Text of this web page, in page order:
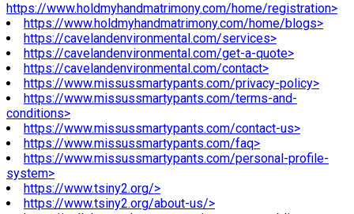
https://www.holdmyhandmatrimony.com/home/registration>
https://www.holdmyhandmatrimony.com/home/blogs>
https://cavelandenvironmental.com/services>
https://cavelandenvironmental.com/get-a-quote>
https://cavelandenvironmental.com/contact>
https://www.missussmartypants.com/privacy-policy>
https://www.missussmartypants.com/terms-and-
conditions>
https://www.missussmartypants.com/contact-us>
https://www.missussmartypants.com/faq>
https://www.missussmartypants.com/personal-profile-
system>
https://www.tsiny2.org/>
https://www.tsiny2.org/about-us/>